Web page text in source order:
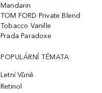
Mandarin
TOM FORD Private Blend
Tobacco Vanille
Prada Paradoxe
POPULÁRNÍ TÉMATA
Letní Vůně
Retinol